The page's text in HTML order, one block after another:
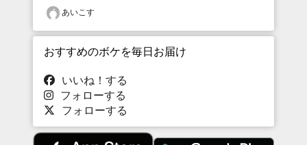
あいこす
おすすめのボケを毎日お届け
いいね！する
フォローする
フォローする